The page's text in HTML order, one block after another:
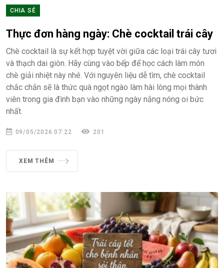
CHIA SẺ
Thực đơn hàng ngày: Chè cocktail trái cây
Chè cocktail là sự kết hợp tuyệt vời giữa các loại trái cây tươi
và thạch dai giòn. Hãy cùng vào bếp để học cách làm món
chè giải nhiệt này nhé. Với nguyên liệu dễ tìm, chè cocktail
chắc chắn sẽ là thức quà ngọt ngào làm hài lòng mọi thành
viên trong gia đình bạn vào những ngày nắng nóng oi bức
nhất.
09/05/2026 07:22 201
XEM THÊM